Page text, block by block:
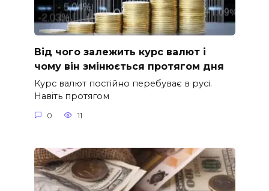
Від чого залежить курс валют і
чому він змінюється протягом дня
Курс валют постійно перебуває в русі.
Навіть протягом
0 11